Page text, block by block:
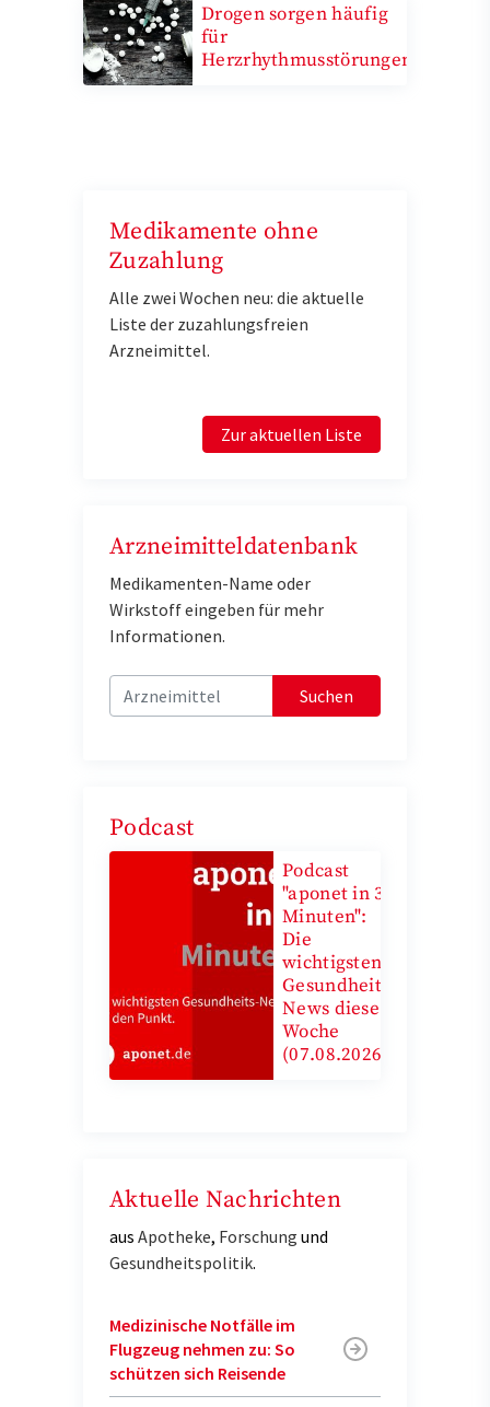
Drogen sorgen häufig
für
Herzrhythmusstörungen
Medikamente ohne
Zuzahlung
Alle zwei Wochen neu: die aktuelle
Liste der zuzahlungsfreien
Arzneimittel.
Zur aktuellen Liste
Arzneimitteldatenbank
Medikamenten-Name oder
Wirkstoff eingeben für mehr
Informationen.
Suchen
Podcast
Podcast
"aponet in 3
Minuten":
Die
wichtigsten
Gesundheits-
News diese
Woche
(07.08.2026)
Aktuelle Nachrichten
aus Apotheke, Forschung und
Gesundheitspolitik.
Medizinische Notfälle im
Flugzeug nehmen zu: So
schützen sich Reisende